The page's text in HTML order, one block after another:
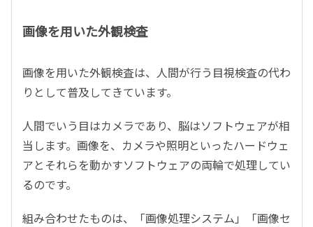
画像を用いた外観検査
画像を用いた外観検査は、人間が行う目視検査の代わ
りとして普及してきています。
人間でいう目はカメラであり、脳はソフトウェアが相
当します。画像を、カメラや照明といったハードウェ
アとそれらを動かすソフトウェアの両輪で処理してい
るのです。
組み合わせたものは、「画像処理システム」「画像セ